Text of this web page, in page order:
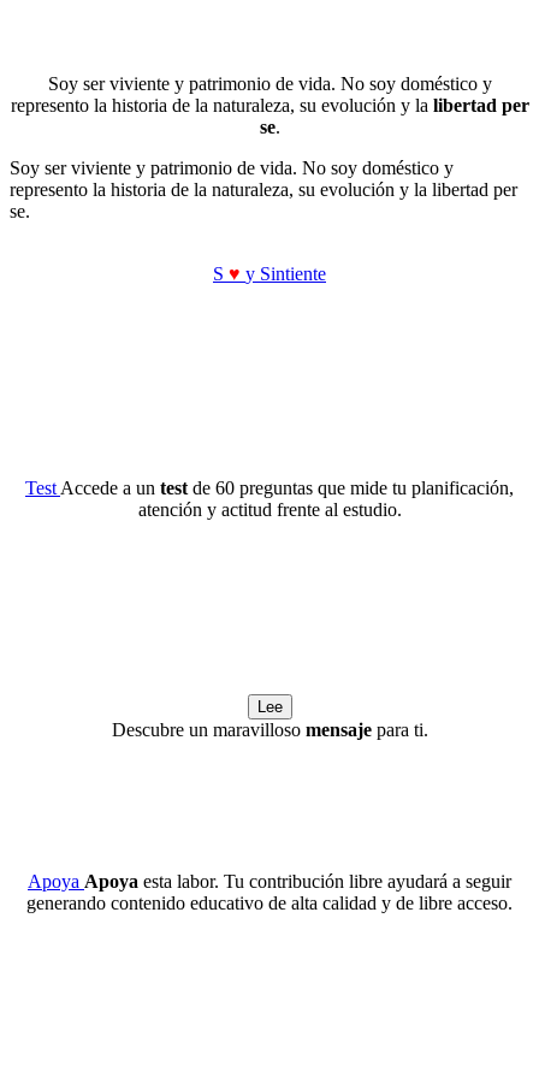
Soy ser viviente y patrimonio de vida. No soy doméstico y
represento la historia de la naturaleza, su evolución y la libertad per
se.
Soy ser viviente y patrimonio de vida. No soy doméstico y
represento la historia de la naturaleza, su evolución y la libertad per
se.
S ♥ y Sintiente
Test Accede a un test de 60 preguntas que mide tu planificación,
atención y actitud frente al estudio.
Lee
Descubre un maravilloso mensajepara ti.
Apoya Apoya esta labor. Tu contribución libre ayudará a seguir
generando contenido educativo de alta calidad y de libre acceso.